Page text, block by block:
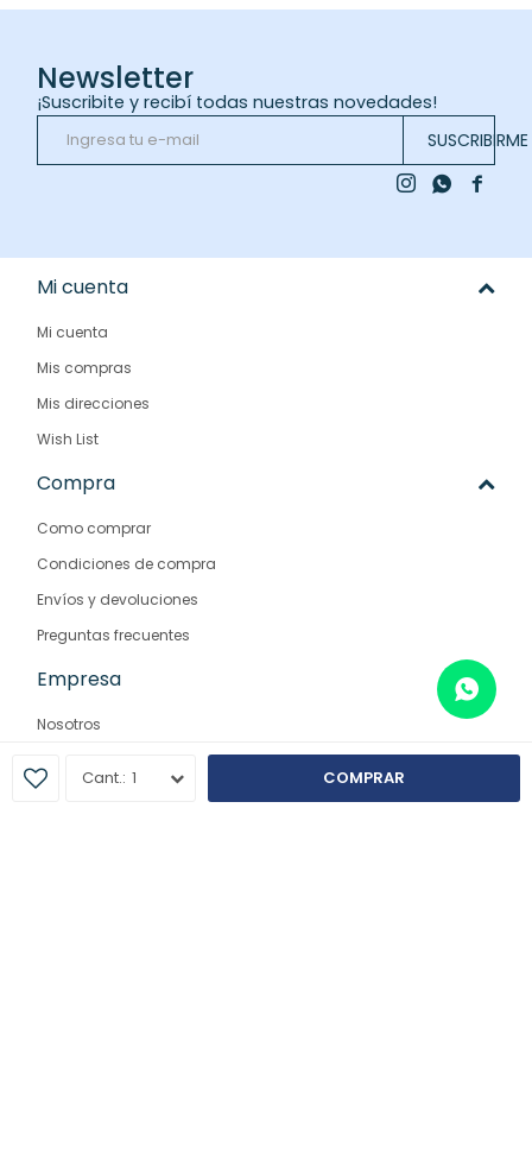
1 COMPRAR
Newsletter
¡Suscribite y recibí todas nuestras novedades!
SUSCRIBIRME

 
Mi cuenta
Mi cuenta
Mis compras
Mis direcciones
Wish List
Compra
Como comprar
Condiciones de compra
Envíos y devoluciones
Preguntas frecuentes
Empresa
Nosotros